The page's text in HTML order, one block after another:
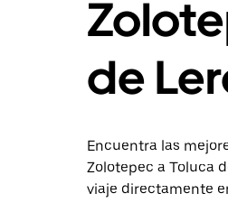
de
Encuentra las
Zolotepec a Toluca
viaje directamente